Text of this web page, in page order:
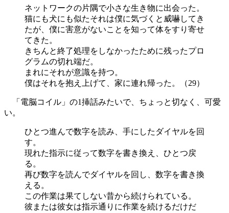
ネットワークの片隅で小さな生き物に出会った。
猫にも犬にも似たそれは僕に気づくと威嚇してき
たが、僕に害意がないことを知って体をすり寄せ
てきた。
きちんと終了処理をしなかったために残ったプロ
グラムの切れ端だ。
まれにそれが意識を持つ。
僕はそれを抱え上げて、家に連れ帰った。（29）
「電脳コイル」の1挿話みたいで、ちょっと切なく、可愛
い。
ひとつ進んで数字を読み、手にしたダイヤルを回
す。
現れた指示に従って数字を書き換え、ひとつ戻
る。
再び数字を読んでダイヤルを回し、数字を書き換
える。
この作業は果てしない昔から続けられている。
彼または彼女は指示通りに作業を続けるだけだ